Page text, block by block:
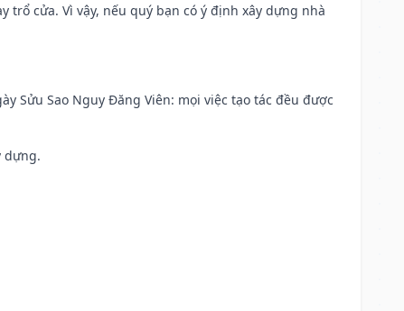
cửa. Vì vậy, nếu quý bạn có ý định xây dựng nhà
Sửu Sao Nguy Đăng Viên: mọi việc tạo tác đều được
dựng.